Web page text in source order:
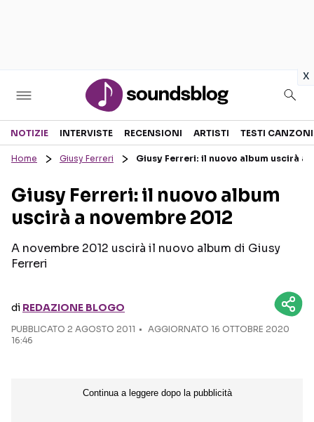
x
Sezioni
RECENSIONI MUSICALI
INTERVISTE
GOSSIP E CURIOSITÀ
TESTI CANZONI
TOUR ED EVENTI
TALENT SHOW
NOTIZIE INTERVISTE RECENSIONI ARTISTI TESTI CANZONI
Home Giusy Ferreri Giusy Ferreri: il nuovo album uscirà a
Giusy Ferreri: il nuovo album
uscirà a novembre 2012
A novembre 2012 uscirà il nuovo album di Giusy
Ferreri
di REDAZIONE BLOGO
PUBBLICATO 2 AGOSTO 2011
AGGIORNATO 16 OTTOBRE 2020
16:46